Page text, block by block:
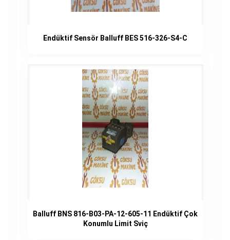
Endüktif Sensör Balluff BES 516-326-S4-C
Balluff BNS 816-B03-PA-12-605-11 Endüktif Çok
Konumlu Limit Sviç